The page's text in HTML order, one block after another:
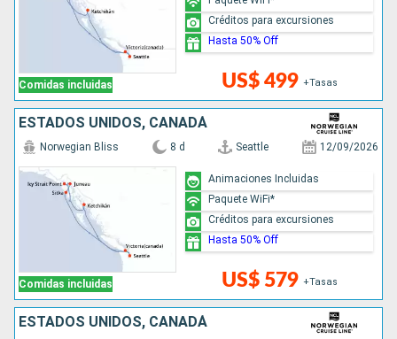
Comidas incluidas US$ 499 +Tasas
Créditos para excursiones
Hasta 50% Off
ESTADOS UNIDOS, CANADÁ
Comidas incluidas
Norwegian Bliss 8 d Seattle 12/09/2026
US$ 579 +Tasas
Animaciones Incluidas
Paquete WiFi*
Créditos para excursiones
Hasta 50% Off
ESTADOS UNIDOS, CANADÁ